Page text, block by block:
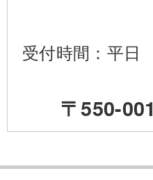
受付時間：平
〒550-